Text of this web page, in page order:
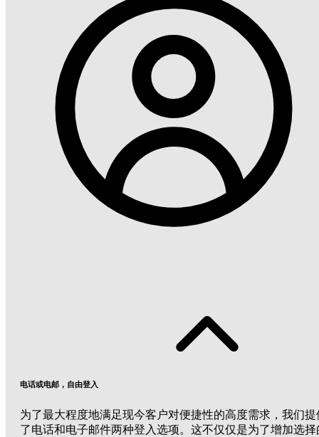
电话或电邮，自由登入
为了最大程度地满足现今客户对便捷性的高度需求，我们提
了电话和电子邮件两种登入选项。这不仅仅是为了增加选择